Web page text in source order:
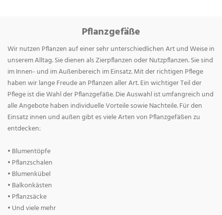
Pflanzgefäße
Wir nutzen Pflanzen auf einer sehr unterschiedlichen Art und Weise in
unserem Alltag. Sie dienen als Zierpflanzen oder Nutzpflanzen. Sie sind
im Innen- und im Außenbereich im Einsatz. Mit der richtigen Pflege
haben wir lange Freude an Pflanzen aller Art. Ein wichtiger Teil der
Pflege ist die Wahl der Pflanzgefäße. Die Auswahl ist umfangreich und
alle Angebote haben individuelle Vorteile sowie Nachteile. Für den
Einsatz innen und außen gibt es viele Arten von Pflanzgefäßen zu
entdecken:
• Blumentöpfe
• Pflanzschalen
• Blumenkübel
• Balkonkästen
• Pflanzsäcke
• Und viele mehr